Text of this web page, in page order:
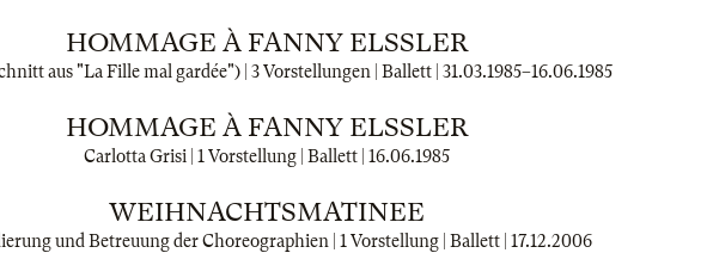
HOMMAGE À FANNY ELSSLER
aus "La Fille mal gardée") | 3 Vorstellungen | Ballett | 31.03.1985–16.06.1985
HOMMAGE À FANNY ELSSLER
Carlotta Grisi | 1 Vorstellung | Ballett | 16.06.1985
WEIHNACHTSMATINEE
und Betreuung der Choreographien | 1 Vorstellung | Ballett | 17.12.2006